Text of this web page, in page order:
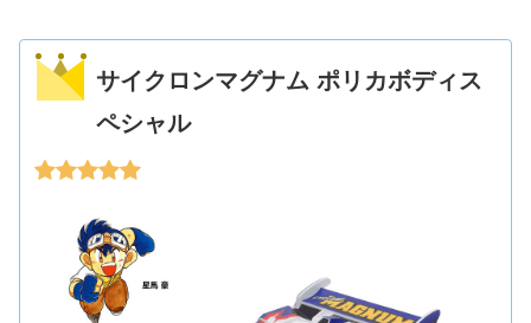
サイクロンマグナム ポリカボディス
ペシャル